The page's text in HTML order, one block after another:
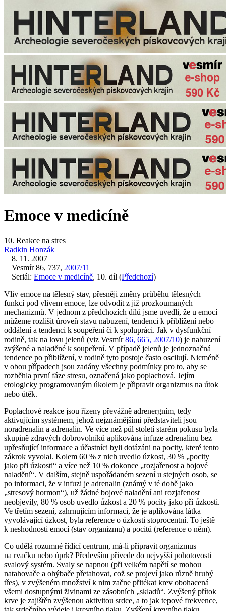
Emoce v medicíně
10. Reakce na stres
Radkin Honzák
| 8. 11. 2007
| Vesmír 86, 737, 2007/11
| Seriál: Emoce v medicíně, 10. díl (Předchozí)
Vliv emoce na tělesný stav, přesněji změny průběhu tělesných
funkcí pod vlivem emoce, lze odvodit z již prozkoumaných
mechanizmů. V jednom z předchozích dílů jsme uvedli, že u emocí
můžeme rozlišit úroveň stavu nabuzení, tendenci k přiblížení nebo
oddálení a tendenci k soupeření či k spolupráci. Jak v dysfunkční
rodině, tak na lovu jelenů (viz Vesmír86, 665, 2007/10) je nabuzení
zvýšené a naladěné k soupeření. V případě jelenů je jednoznačná
tendence po přiblížení, v rodině tyto postoje často oscilují. Nicméně
v obou případech jsou zadány všechny podmínky pro to, aby se
rozběhla první fáze stresu, označená jako poplachová. Jejím
etologicky programovaným úkolem je připravit organizmus na útok
nebo útěk.
Poplachové reakce jsou řízeny převážně adrenergním, tedy
aktivujícím systémem, jehož nejznámějšími představiteli jsou
noradrenalin a adrenalin. Ve více než půl století starém pokusu byla
skupině zdravých dobrovolníků aplikována infuze adrenalinu bez
upřesňující informace a účastníci byli dotázáni na pocity, které tento
zákrok vyvolal. Kolem 60 % z nich uvedlo úzkost, 30 % „pocity
jako při úzkosti“ a více než 10 % dokonce „rozjařenost a bojové
naladění“. V dalším, stejně uspořádaném sezení u stejných osob, se
po informaci, že v infuzi je adrenalin (známý v té době jako
„stresový hormon“), už žádné bojové naladění ani rozjařenost
neobjevily, 80 % osob uvedlo úzkost a 20 % pocity jako při úzkosti.
Ve třetím sezení, zahrnujícím informaci, že je aplikována látka
vyvolávající úzkost, byla reference o úzkosti stoprocentní. To ještě
k neshodnosti emocí (stav organizmu) a pocitů (reference o něm).
Co udělá rozumné řídicí centrum, má-li připravit organizmus
na rvačku nebo úprk? Především přivede do nejvyšší pohotovosti
svalový systém. Svaly se napnou (při velkém napětí se mohou
natahovače a ohýbače přetahovat, což se projeví jako různě hrubý
třes), v zvýšeném množství k nim začne přitékat krev obohacená
všemi dostupnými živinami ze zásobních „skladů“. Zvýšený přítok
krve je zajištěn zvýšenou aktivitou srdce, a to jak tepové frekvence,